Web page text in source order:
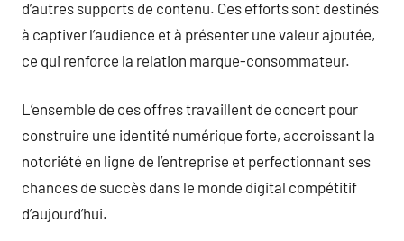
d’autres supports de contenu. Ces efforts sont destinés
à captiver l’audience et à présenter une valeur ajoutée,
ce qui renforce la relation marque-consommateur.
L’ensemble de ces offres travaillent de concert pour
construire une identité numérique forte, accroissant la
notoriété en ligne de l’entreprise et perfectionnant ses
chances de succès dans le monde digital compétitif
d’aujourd’hui.